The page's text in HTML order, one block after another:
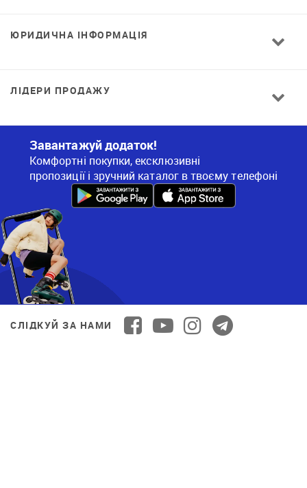
ЮРИДИЧНА ІНФОРМАЦІЯ
ЛІДЕРИ ПРОДАЖУ
Завантажуй додаток!
Комфортні покупки, ексклюзивні
пропозиції і зручний каталог в твоєму телефоні
СЛІДКУЙ ЗА НАМИ